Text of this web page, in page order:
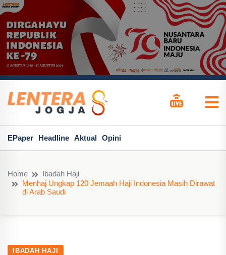
EPaper Headline Aktual Opini
Home
Ibadah Haji
Menhaj Ungkap 120 Jemaah Haji Indonesia Masih Dirawat
di Arab Saudi
IBADAH HAJI